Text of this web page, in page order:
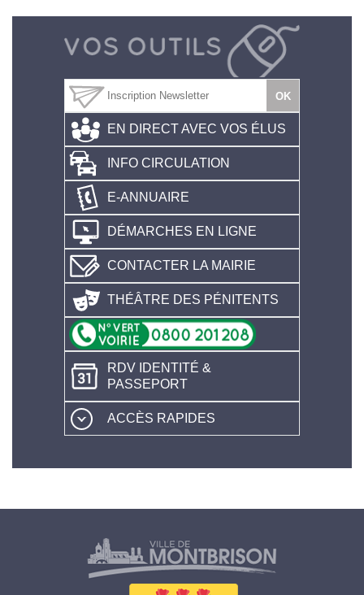
EN DIRECT AVEC VOS ÉLUS
INFO CIRCULATION
E-ANNUAIRE
DÉMARCHES EN LIGNE
CONTACTER LA MAIRIE
THÉÂTRE DES PÉNITENTS
RDV IDENTITÉ &
PASSEPORT
ACCÈS RAPIDES